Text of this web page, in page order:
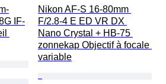
IF-
Nikon AF-S 16-80mm
F/2.8-4 E ED VR DX
Nano Crystal + HB-75
zonnekap Objectif à focale
variable